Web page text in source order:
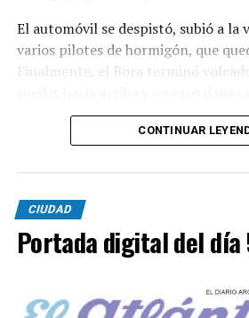
El automóvil se despistó, subió a la
varios pilotes de hormigón, que
Finalmente, el Bora terminó
Ante el violento impacto, personal
importabnte ioperativo en el lugar.
constataron que el conductor,
vehículo y no presentaba lesiones.
CONTINUAR
CIUDAD
Portada digital del